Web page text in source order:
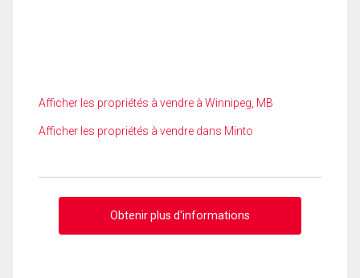
Afficher les propriétés à vendre à Winnipeg, MB
Afficher les propriétés à vendre dans Minto
Obtenir plus d'informations